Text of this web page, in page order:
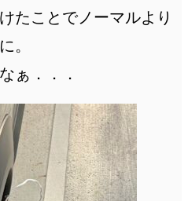
たことでノーマルより
。
ぁ．．．